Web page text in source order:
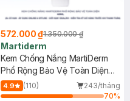
572.000 ₫1.350.000 ₫
Martiderm
Kem Chống Nắng MartiDerm
Phổ Rộng Bảo Vệ Toàn Diện
40ml
4.9 (110)
243/tháng
70%